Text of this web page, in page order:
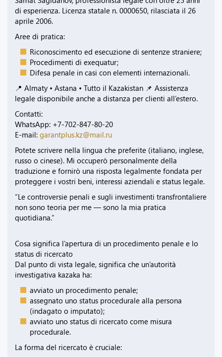
di esperienza. Licenza statale n. 0000650, rilasciata il 26
aprile 2006.
Aree di pratica:
Riconoscimento ed esecuzione di sentenze straniere;
Procedimenti di exequatur;
Difesa penale in casi con elementi internazionali.
📍 Almaty • Astana • Tutto il Kazakistan 📌 Assistenza
legale disponibile anche a distanza per clienti all’estero.
Contatti:
WhatsApp: +7-702-847-80-20
E-mail: garantplus.kz@mail.ru
Potete scrivere nella lingua che preferite (italiano, inglese,
russo o cinese). Mi occuperò personalmente della
traduzione e fornirò una risposta legalmente fondata per
proteggere i vostri beni, interessi aziendali e status legale.
“Le controversie penali e sugli investimenti transfrontaliere
non sono teoria per me — sono la mia pratica
quotidiana.”
Cosa significa l’apertura di un procedimento penale e lo
status di ricercato
Dal punto di vista legale, significa che un’autorità
investigativa kazaka ha:
avviato un procedimento penale;
assegnato uno status procedurale alla persona
(indagato o imputato);
avviato uno status di ricercato come misura
procedurale.
La forma del ricercato è cruciale: